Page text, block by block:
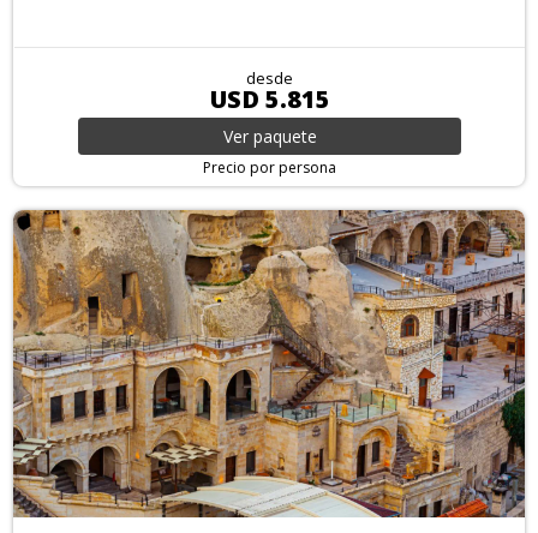
desde
USD 5.815
Ver paquete
Precio por persona